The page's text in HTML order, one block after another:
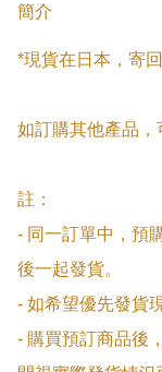
簡介
*現貨在日本，寄
如訂購其他產品，
註：
- 同一訂單中，預
後一起發貨。
- 如希望優先發貨
- 購買預訂商品後